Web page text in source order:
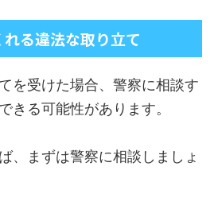
る違法な取り立て
を受けた場合、警察に相談す
きる可能性があります。
、まずは警察に相談しましょ